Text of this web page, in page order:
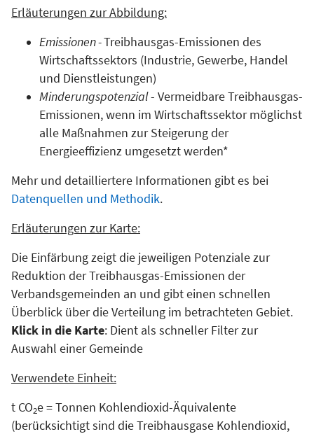
Erläuterungen zur Abbildung:
Emissionen-Treibhausgas-Emissionen des
Wirtschaftssektors (Industrie, Gewerbe, Handel
und Dienstleistungen)
Minderungspotenzial- Vermeidbare Treibhausgas-
Emissionen, wenn im Wirtschaftssektor möglichst
alle Maßnahmen zur Steigerung der
Energieeffizienz umgesetzt werden*
Mehr und detailliertere Informationen gibt es bei
Datenquellen und Methodik.
Erläuterungen zur Karte:
Die Einfärbung zeigt die jeweiligen Potenziale zur
Reduktion der Treibhausgas-Emissionen der
Verbandsgemeinden an und gibt einen schnellen
Überblick über die Verteilung im betrachteten Gebiet.
Klick in die Karte: Dient als schneller Filter zur
Auswahl einer Gemeinde
Verwendete Einheit:
t CO2e = Tonnen Kohlendioxid-Äquivalente
(berücksichtigt sind die Treibhausgase Kohlendioxid,